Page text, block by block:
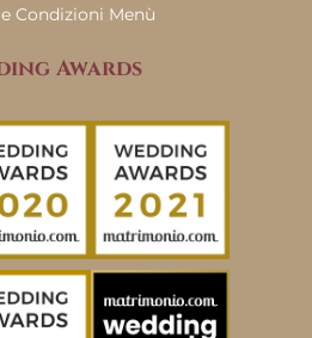
Condizioni Menù
Awards